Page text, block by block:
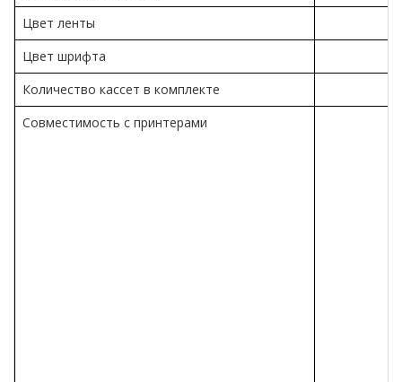
Цвет ленты
Цвет шрифта
Количество кассет в комплекте
Совместимость с принтерами